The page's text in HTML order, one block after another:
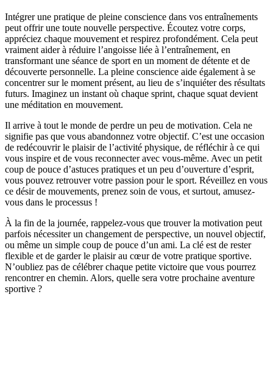
Intégrer une pratique de pleine conscience dans vos entraînements
peut offrir une toute nouvelle perspective. Écoutez votre corps,
appréciez chaque mouvement et respirez profondément. Cela peut
vraiment aider à réduire l’angoisse liée à l’entraînement, en
transformant une séance de sport en un moment de détente et de
découverte personnelle. La pleine conscience aide également à se
concentrer sur le moment présent, au lieu de s’inquiéter des résultats
futurs. Imaginez un instant où chaque sprint, chaque squat devient
une méditation en mouvement.
Il arrive à tout le monde de perdre un peu de motivation. Cela ne
signifie pas que vous abandonnez votre objectif. C’est une occasion
de redécouvrir le plaisir de l’activité physique, de réfléchir à ce qui
vous inspire et de vous reconnecter avec vous-même. Avec un petit
coup de pouce d’astuces pratiques et un peu d’ouverture d’esprit,
vous pouvez retrouver votre passion pour le sport. Réveillez en vous
ce désir de mouvements, prenez soin de vous, et surtout, amusez-
vous dans le processus !
À la fin de la journée, rappelez-vous que trouver la motivation peut
parfois nécessiter un changement de perspective, un nouvel objectif,
ou même un simple coup de pouce d’un ami. La clé est de rester
flexible et de garder le plaisir au cœur de votre pratique sportive.
N’oubliez pas de célébrer chaque petite victoire que vous pourrez
rencontrer en chemin. Alors, quelle sera votre prochaine aventure
sportive ?